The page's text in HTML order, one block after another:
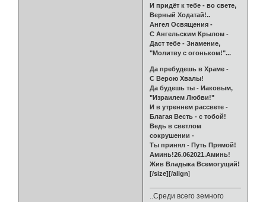
И придёт к тебе - во свете,
Верный Ходатай!..
Ангел Освящения -
С Ангельским Крылом -
Даст тебе - Знамение,
"Молитву с огоньком!"...
Да пребудешь в Храме -
С Верою Хвалы!
Да будешь ты - Иаковым,
"Израилем Любви!"
И в утреннем рассвете -
Благая Весть - с тобой!
Ведь в светлом
сокрушении -
Ты принял - Путь Прямой!
Аминь!26.062021.Аминь!
Жив Владыка Всемогущий!
[/size][/align]
..Среди всего земного